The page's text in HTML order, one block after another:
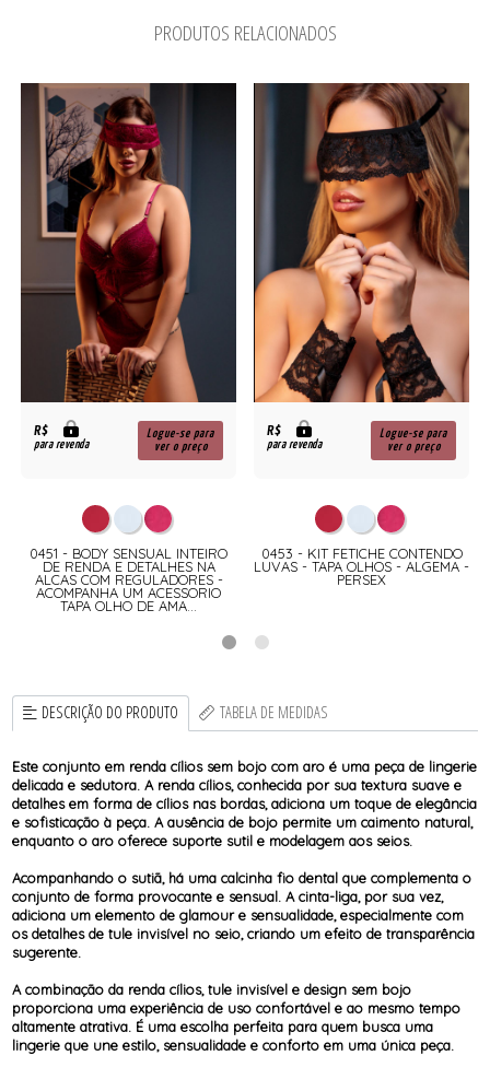
PRODUTOS RELACIONADOS
R$
para revenda
Logue-se para
ver o preço
0451 - BODY SENSUAL INTEIRO
DE RENDA E DETALHES NA
ALCAS COM REGULADORES -
ACOMPANHA UM ACESSORIO
TAPA OLHO DE AMA...
R$
para revenda
Logue-se para
ver o preço
0453 - KIT FETICHE CONTENDO
LUVAS - TAPA OLHOS - ALGEMA -
PERSEX
DESCRIÇÃO DO PRODUTO TABELA DE MEDIDAS
Este conjunto em renda cílios sem bojo com aro é uma peça de lingerie
delicada e sedutora. A renda cílios, conhecida por sua textura suave e
detalhes em forma de cílios nas bordas, adiciona um toque de elegância
e sofisticação à peça. A ausência de bojo permite um caimento natural,
enquanto o aro oferece suporte sutil e modelagem aos seios.
Acompanhando o sutiã, há uma calcinha fio dental que complementa o
conjunto de forma provocante e sensual. A cinta-liga, por sua vez,
adiciona um elemento de glamour e sensualidade, especialmente com
os detalhes de tule invisível no seio, criando um efeito de transparência
sugerente.
A combinação da renda cílios, tule invisível e design sem bojo
proporciona uma experiência de uso confortável e ao mesmo tempo
altamente atrativa. É uma escolha perfeita para quem busca uma
lingerie que une estilo, sensualidade e conforto em uma única peça.